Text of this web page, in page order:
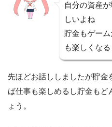
自分の資産
しいよね
貯金もゲー
も楽しくなる
先ほどお話ししましたが貯金
ば仕事も楽しめるし貯金もど
ょう。